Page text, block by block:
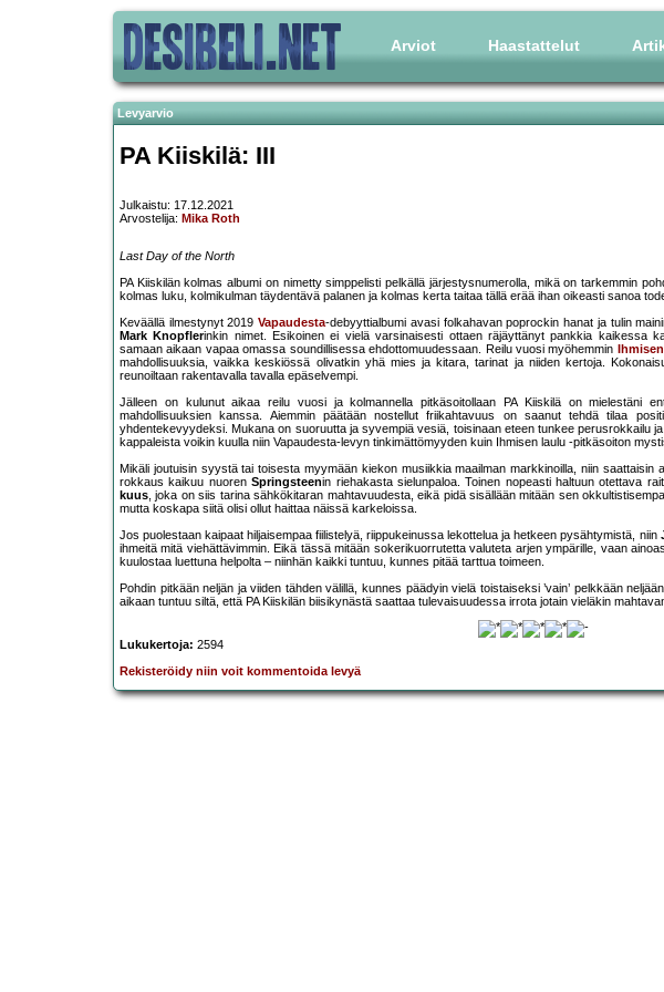
Arviot Haastattelut
Levyarvio
PA Kiiskilä: III
Julkaistu: 17.12.2021
Arvostelija: Mika Roth
Last Day of the North
PA Kiiskilän kolmas albumi on nimetty simppelisti pelkällä järjestysnumerolla, mikä on tarkemmin
kolmas luku, kolmikulman täydentävä palanen ja kolmas kerta taitaa tällä erää ihan oikeasti sanoa
Keväällä ilmestynyt 2019Vapaudesta-debyyttialbumi avasi folkahavan poprockin hanat ja tulin
Mark Knopflerinkin nimet. Esikoinen ei vielä varsinaisesti ottaen räjäyttänyt pankkia kaikessa
samaan aikaan vapaa omassa soundillisessa ehdottomuudessaan. Reilu vuosi myöhemmin
mahdollisuuksia, vaikka keskiössä olivatkin yhä mies ja kitara, tarinat ja niiden kertoja.
reunoiltaan rakentavalla tavalla epäselvempi.
Jälleen on kulunut aikaa reilu vuosi ja kolmannella pitkäsoitollaan PA Kiiskilä on mielestäni
mahdollisuuksien kanssa. Aiemmin päätään nostellut friikahtavuus on saanut tehdä tilaa
yhdentekevyydeksi. Mukana on suoruutta ja syvempiä vesiä, toisinaan eteen tunkee perusrokkailu
kappaleista voikin kuulla niin Vapaudesta-levyn tinkimättömyyden kuin Ihmisen laulu -pitkäsoiton
Mikäli joutuisin syystä tai toisesta myymään kiekon musiikkia maailman markkinoilla, niin saattaisin
rokkaus kaikuu nuorenSpringsteenin riehakasta sielunpaloa. Toinen nopeasti haltuun otettava
kuus, joka on siis tarina sähkökitaran mahtavuudesta, eikä pidä sisällään mitään sen
mutta koskapa siitä olisi ollut haittaa näissä karkeloissa.
Jos puolestaan kaipaat hiljaisempaa fiilistelyä, riippukeinussa lekottelua ja hetkeen pysähtymistä, niin
ihmeitä mitä viehättävimmin. Eikä tässä mitään sokerikuorrutetta valuteta arjen ympärille, vaan
kuulostaa luettuna helpolta – niinhän kaikki tuntuu, kunnes pitää tarttua toimeen.
Pohdin pitkään neljän ja viiden tähden välillä, kunnes päädyin vielä toistaiseksi ’vain’ pelkkään
aikaan tuntuu siltä, että PA Kiiskilän biisikynästä saattaa tulevaisuudessa irrota jotain vieläkin
Lukukertoja: 2594
Rekisteröidy niin voit kommentoida levyä